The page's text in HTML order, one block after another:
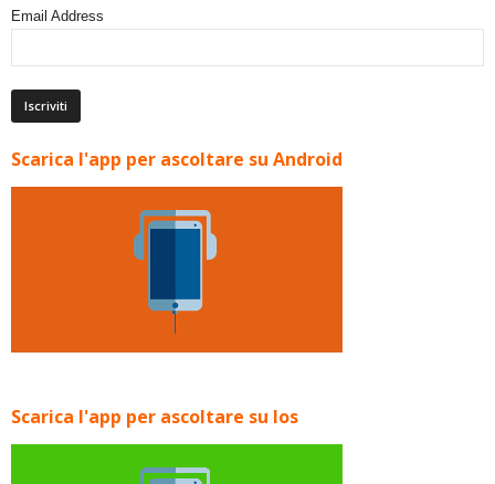
Email Address
Scarica l'app per ascoltare su Android
Scarica l'app per ascoltare su Ios